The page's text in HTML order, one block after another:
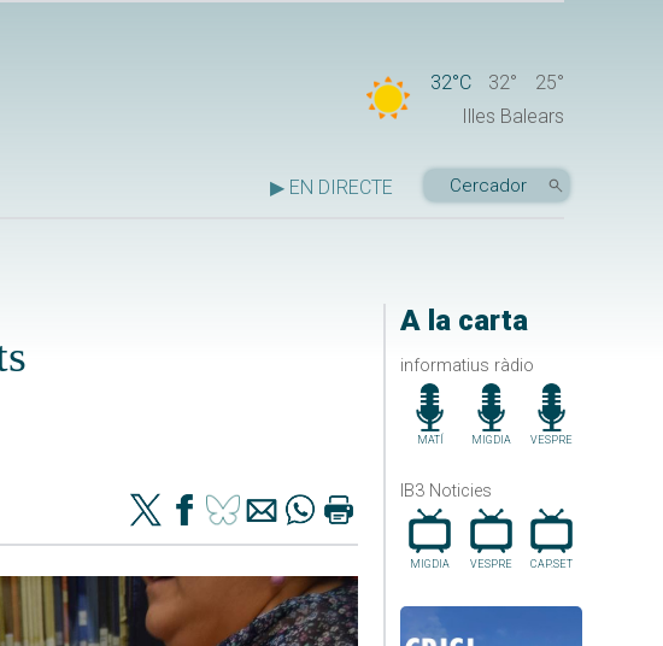
32°C 32°
25°
Illes Balears
▶ EN DIRECTE
A la carta
informatius ràdio
MATÍ MIGDIA VESPRE
IB3 Noticies
MIGDIA VESPRE CAP.SET